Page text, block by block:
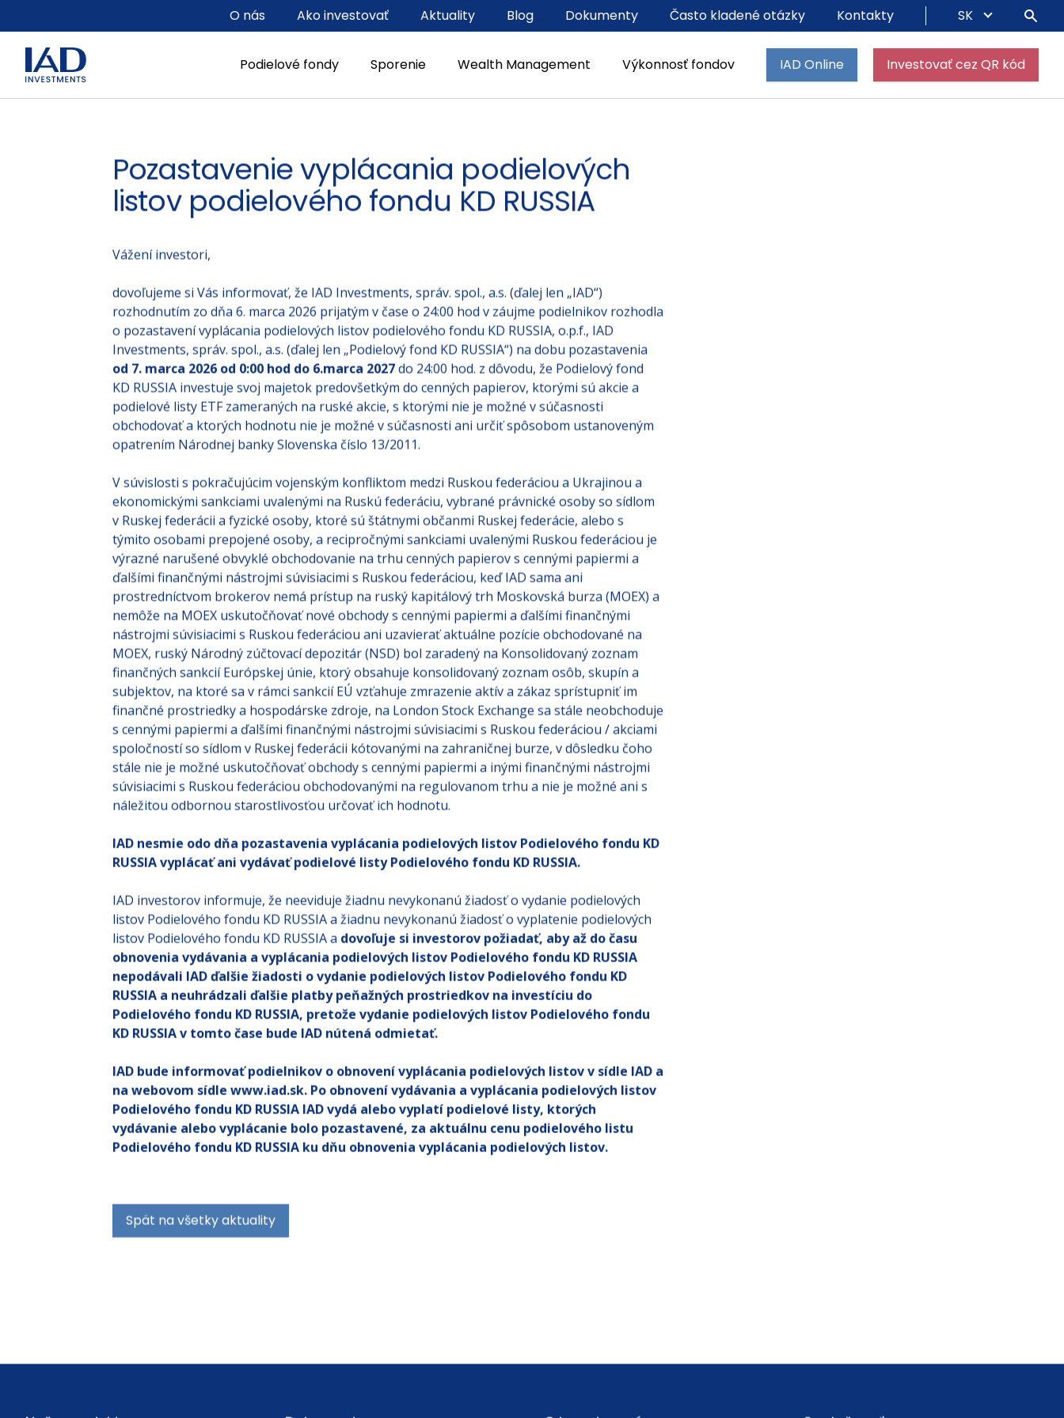
Podielové fondy Sporenie Wealth Management Výkonnosť fondov IAD Online Investovať cez QR kód
O nás Ako investovať Aktuality Blog Dokumenty Často kladené otázky Kontakty SK
Pozastavenie vyplácania podielových
listov podielového fondu KD RUSSIA
Vážení investori,
dovoľujeme si Vás informovať, že IAD Investments, správ. spol., a.s. (ďalej len „IAD“)
rozhodnutím zo dňa 6. marca 2026 prijatým v čase o 24:00 hod v záujme podielnikov rozhodla
o pozastavení vyplácania podielových listov podielového fondu KD RUSSIA, o.p.f., IAD
Investments, správ. spol., a.s. (ďalej len „Podielový fond KD RUSSIA“) na dobu pozastavenia
od 7. marca 2026 od 0:00 hod do 6.marca 2027do 24:00 hod. z dôvodu, že Podielový fond
KD RUSSIA investuje svoj majetok predovšetkým do cenných papierov, ktorými sú akcie a
podielové listy ETF zameraných na ruské akcie, s ktorými nie je možné v súčasnosti
obchodovať a ktorých hodnotu nie je možné v súčasnosti ani určiť spôsobom ustanoveným
opatrením Národnej banky Slovenska číslo 13/2011.
V súvislosti s pokračujúcim vojenským konfliktom medzi Ruskou federáciou a Ukrajinou a
ekonomickými sankciami uvalenými na Ruskú federáciu, vybrané právnické osoby so sídlom
v Ruskej federácii a fyzické osoby, ktoré sú štátnymi občanmi Ruskej federácie, alebo s
týmito osobami prepojené osoby, a recipročnými sankciami uvalenými Ruskou federáciou je
výrazné narušené obvyklé obchodovanie na trhu cenných papierov s cennými papiermi a
ďalšími finančnými nástrojmi súvisiacimi s Ruskou federáciou, keď IAD sama ani
prostredníctvom brokerov nemá prístup na ruský kapitálový trh Moskovská burza (MOEX) a
nemôže na MOEX uskutočňovať nové obchody s cennými papiermi a ďalšími finančnými
nástrojmi súvisiacimi s Ruskou federáciou ani uzavierať aktuálne pozície obchodované na
MOEX, ruský Národný zúčtovací depozitár (NSD) bol zaradený na Konsolidovaný zoznam
finančných sankcií Európskej únie, ktorý obsahuje konsolidovaný zoznam osôb, skupín a
subjektov, na ktoré sa v rámci sankcií EÚ vzťahuje zmrazenie aktív a zákaz sprístupniť im
finančné prostriedky a hospodárske zdroje, na London Stock Exchange sa stále neobchoduje
s cennými papiermi a ďalšími finančnými nástrojmi súvisiacimi s Ruskou federáciou / akciami
spoločností so sídlom v Ruskej federácii kótovanými na zahraničnej burze, v dôsledku čoho
stále nie je možné uskutočňovať obchody s cennými papiermi a inými finančnými nástrojmi
súvisiacimi s Ruskou federáciou obchodovanými na regulovanom trhu a nie je možné ani s
náležitou odbornou starostlivosťou určovať ich hodnotu.
IAD nesmie odo dňa pozastavenia vyplácania podielových listov Podielového fondu KD
RUSSIA vyplácať ani vydávať podielové listy Podielového fondu KD RUSSIA.
IAD investorov informuje, že neeviduje žiadnu nevykonanú žiadosť o vydanie podielových
listov Podielového fondu KD RUSSIA a žiadnu nevykonanú žiadosť o vyplatenie podielových
listov Podielového fondu KD RUSSIA a dovoľuje si investorov požiadať, aby až do času
obnovenia vydávania a vyplácania podielových listov Podielového fondu KD RUSSIA
nepodávali IAD ďalšie žiadosti o vydanie podielových listov Podielového fondu KD
RUSSIA a neuhrádzali ďalšie platby peňažných prostriedkov na investíciu do
Podielového fondu KD RUSSIA, pretože vydanie podielových listov Podielového fondu
KD RUSSIA v tomto čase bude IAD nútená odmietať.
IAD bude informovať podielnikov o obnovení vyplácania podielových listov v sídle IAD a
na webovom sídle www.iad.sk. Po obnovení vydávania a vyplácania podielových listov
Podielového fondu KD RUSSIA IAD vydá alebo vyplatí podielové listy, ktorých
vydávanie alebo vyplácanie bolo pozastavené, za aktuálnu cenu podielového listu
Podielového fondu KD RUSSIA ku dňu obnovenia vyplácania podielových listov.
Spät na všetky aktuality